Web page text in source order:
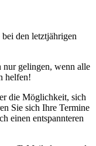
den letztjährigen
gelingen, wenn alle
helfen!
die Möglichkeit, sich
Sie sich Ihre Termine
einen entspannteren